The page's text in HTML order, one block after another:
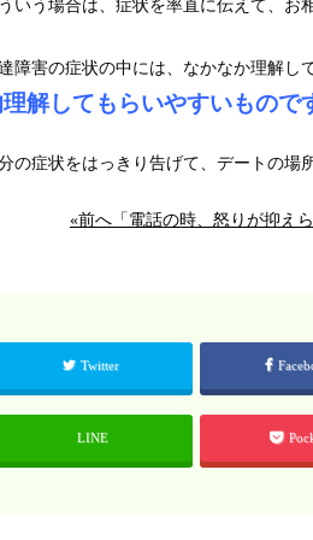
いう場合は、症状を率直に伝えて、お
障害の症状の中には、なかなか理解し
解してもらいやすいもので
の症状をはっきり告げて、デートの場
«前へ「電話の時、怒りが抑えら
Twitter
LINE